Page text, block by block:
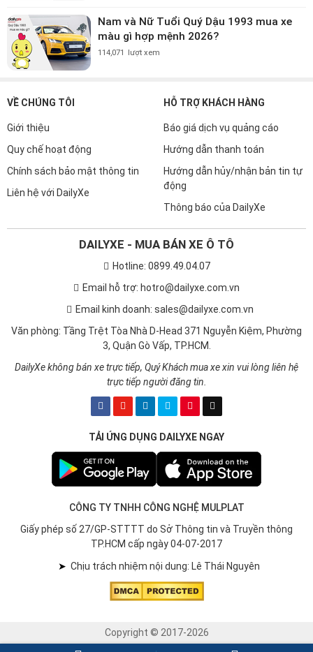
Nam và Nữ Tuổi Quý Dậu 1993 mua xe
màu gì hợp mệnh 2026?
114,071 lượt xem
VỀ CHÚNG TÔI
Giới thiệu
Quy chế hoạt động
Chính sách bảo mật thông tin
Liên hệ với DailyXe
HỖ TRỢ KHÁCH HÀNG
Báo giá dịch vụ quảng cáo
Hướng dẫn thanh toán
Hướng dẫn hủy/nhận bản tin tự
động
Thông báo của DailyXe
DAILYXE - MUA BÁN XE Ô TÔ
Hotline: 0899.49.04.07
Email hỗ trợ: hotro@dailyxe.com.vn
Email kinh doanh: sales@dailyxe.com.vn
Văn phòng: Tầng Trệt Tòa Nhà D-Head 371 Nguyễn Kiệm, Phường
3, Quận Gò Vấp, TP.HCM.
DailyXe không bán xe trực tiếp, Quý Khách mua xe xin vui lòng liên hệ
trực tiếp người đăng tin.
TẢI ỨNG DỤNG DAILYXE NGAY
CÔNG TY TNHH CÔNG NGHỆ MULPLAT
Giấy phép số 27/GP-STTTT do Sở Thông tin và Truyền thông
TP.HCM cấp ngày 04-07-2017
➤ Chịu trách nhiệm nội dung: Lê Thái Nguyên
Copyright © 2017-2026